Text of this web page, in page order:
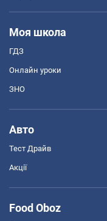
Моя школа
ГДЗ
Онлайн уроки
ЗНО
Авто
Тест Драйв
Акції
Food Oboz